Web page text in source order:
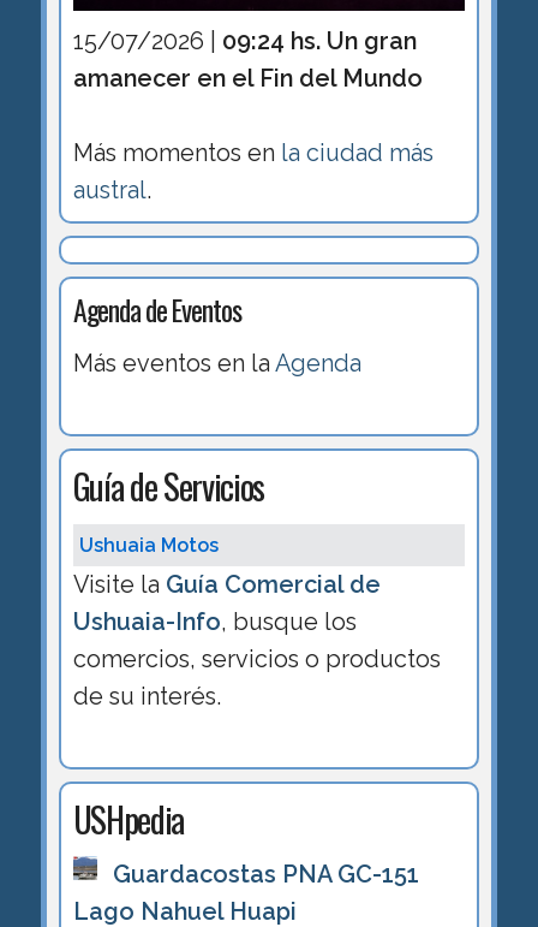
15/07/2026 | 09:24 hs. Un gran
amanecer en el Fin del Mundo
Más momentos en la ciudad más
austral.
Agenda de Eventos
Más eventos en la Agenda
Guía de Servicios
Ushuaia Motos
Visite la Guía Comercial de
Ushuaia-Info, busque los
comercios, servicios o productos
de su interés.
USHpedia
Guardacostas PNA GC-151
Lago Nahuel Huapi